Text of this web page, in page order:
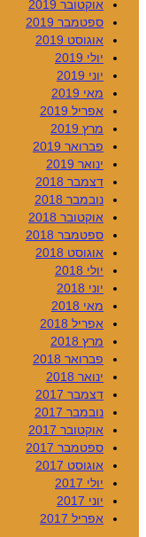
אוקטובר 2019
ספטמבר 2019
אוגוסט 2019
אפריל 2019
פברואר 2019
ינואר 2019
דצמבר 2018
נובמבר 2018
אוקטובר 2018
ספטמבר 2018
אוגוסט 2018
אפריל 2018
פברואר 2018
ינואר 2018
דצמבר 2017
נובמבר 2017
אוקטובר 2017
ספטמבר 2017
אוגוסט 2017
אפריל 2017